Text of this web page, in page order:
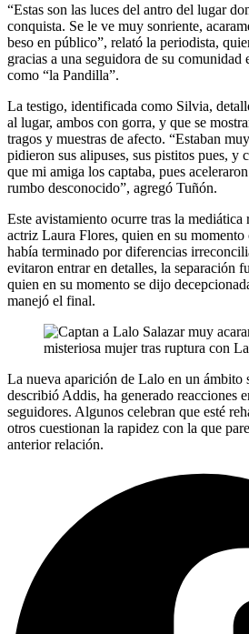
“Estas son las luces del antro del lugar
conquista. Se le ve muy sonriente,
beso en público”, relató la periodista,
gracias a una seguidora de su comunidad
como “la Pandilla”.
La testigo, identificada como Silvia,
al lugar, ambos con gorra, y que se
tragos y muestras de afecto. “Estaban
pidieron sus alipuses, sus pistitos pues, y
que mi amiga los captaba, pues
rumbo desconocido”, agregó Tuñón.
Este avistamiento ocurre tras la mediática
actriz Laura Flores, quien en su
había terminado por diferencias
evitaron entrar en detalles, la separación
quien en su momento se dijo
manejó el final.
La nueva aparición de Lalo en un ámbito
describió Addis, ha generado reacciones
seguidores. Algunos celebran que esté
otros cuestionan la rapidez con la que
anterior relación.